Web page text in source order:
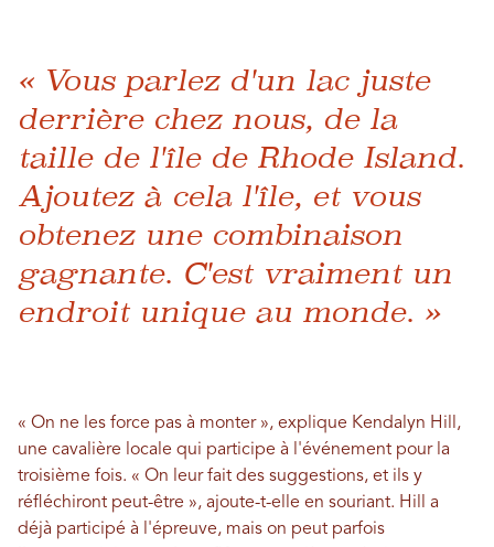
« Vous parlez d'un lac juste
derrière chez nous, de la
taille de l'île de Rhode Island.
Ajoutez à cela l'île, et vous
obtenez une combinaison
gagnante. C'est vraiment un
endroit unique au monde. »
« On ne les force pas à monter », explique Kendalyn Hill,
une cavalière locale qui participe à l'événement pour la
troisième fois. « On leur fait des suggestions, et ils y
réfléchiront peut-être », ajoute-t-elle en souriant. Hill a
déjà participé à l'épreuve, mais on peut parfois